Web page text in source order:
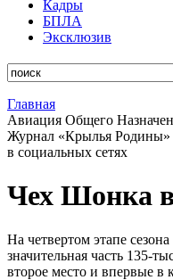
Кадры
БПЛА
Эксклюзив
Главная
Авиация Общего
Журнал «Крылья Родины»
в социальных сетях
Чех Шонка
На четвертом этапе
значительная часть 135-
второе место и впервые в